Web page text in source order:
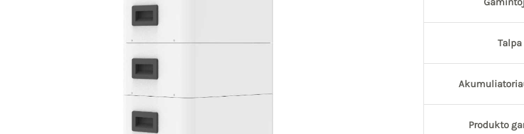
Talpa
Produkto